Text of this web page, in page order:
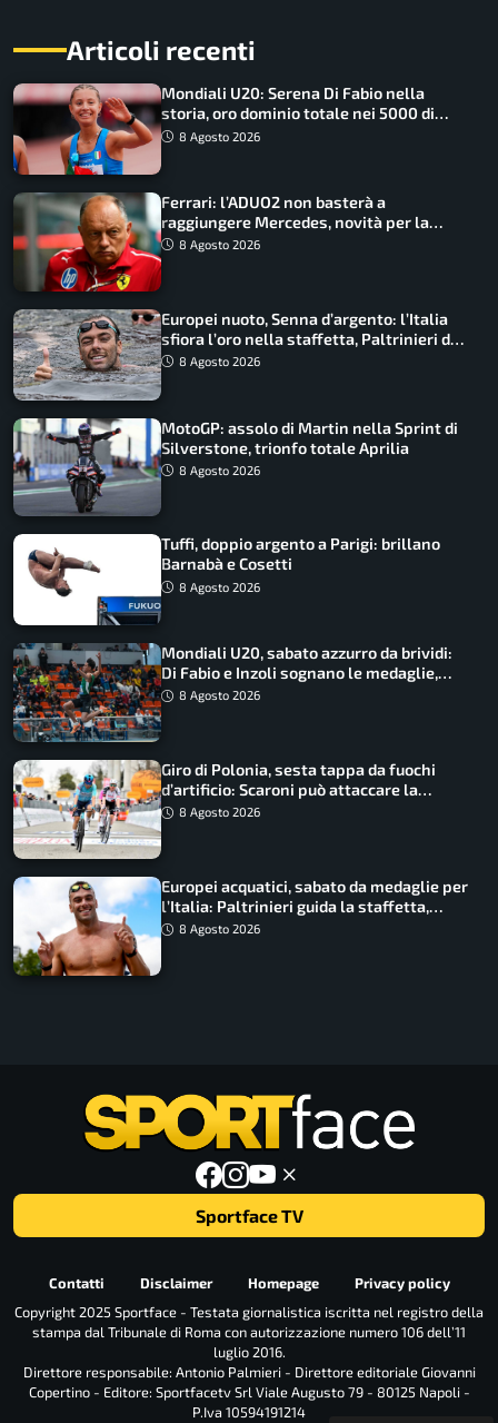
Articoli recenti
Mondiali U20: Serena Di Fabio nella
storia, oro dominio totale nei 5000 di
marcia
8 Agosto 2026
Ferrari: l’ADUO2 non basterà a
raggiungere Mercedes, novità per la
Macarena
8 Agosto 2026
Europei nuoto, Senna d’argento: l’Italia
sfiora l’oro nella staffetta, Paltrinieri da
urlo, il bilancio azzurro
8 Agosto 2026
MotoGP: assolo di Martin nella Sprint di
Silverstone, trionfo totale Aprilia
8 Agosto 2026
Tuffi, doppio argento a Parigi: brillano
Barnabà e Cosetti
8 Agosto 2026
Mondiali U20, sabato azzurro da brividi:
Di Fabio e Inzoli sognano le medaglie,
Castellani e Succo in finale
8 Agosto 2026
Giro di Polonia, sesta tappa da fuochi
d’artificio: Scaroni può attaccare la
maglia di Lemmen
8 Agosto 2026
Europei acquatici, sabato da medaglie per
l’Italia: Paltrinieri guida la staffetta,
Barnabà sogna l’oro dalle grandi altezze
8 Agosto 2026
Sportface TV
Contatti Disclaimer Homepage
Privacy policy
Copyright 2025 Sportface - Testata giornalistica iscritta nel registro della
stampa dal Tribunale di Roma con autorizzazione numero 106 dell’11
luglio 2016.
Direttore responsabile: Antonio Palmieri - Direttore editoriale Giovanni
Copertino - Editore: Sportfacetv Srl Viale Augusto 79 - 80125 Napoli -
P.Iva 10594191214